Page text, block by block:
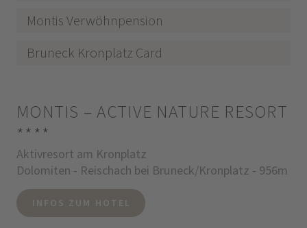
Montis Verwöhnpension
Bruneck Kronplatz Card
MONTIS – ACTIVE NATURE RESORT
****
Aktivresort am Kronplatz
Dolomiten - Reischach bei Bruneck/Kronplatz - 956m
INFOS ZUM HOTEL